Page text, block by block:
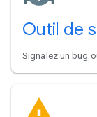
Outil de
Signalez un bug